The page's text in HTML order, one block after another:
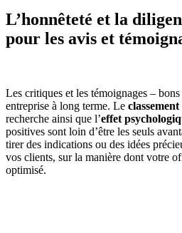
L’honnêteté et la
pour les avis et
Les critiques et les témoignages –
entreprise à long terme. Le classement
recherche ainsi que l’effet
positives sont loin d’être les seuls
tirer des indications ou des idées
vos clients, sur la manière dont votre
optimisé.